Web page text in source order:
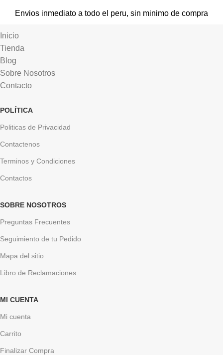
Envios inmediato a todo el peru, sin minimo de compra
Inicio
Tienda
Blog
Sobre Nosotros
Contacto
POLÍTICA
Politicas de Privacidad
Contactenos
Terminos y Condiciones
Contactos
SOBRE NOSOTROS
Preguntas Frecuentes
Seguimiento de tu Pedido
Mapa del sitio
Libro de Reclamaciones
MI CUENTA
Mi cuenta
Carrito
Finalizar Compra